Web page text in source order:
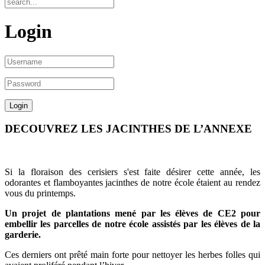
Login
DECOUVREZ LES JACINTHES DE L’ANNEXE
Si la floraison des cerisiers s'est faite désirer cette année, les
odorantes et flamboyantes jacinthes de notre école étaient au rendez
vous du printemps.
Un projet de plantations mené par les élèves de CE2 pour
embellir les parcelles de notre école assistés par les élèves de la
garderie.
Ces derniers ont prêté main forte pour nettoyer les herbes folles qui